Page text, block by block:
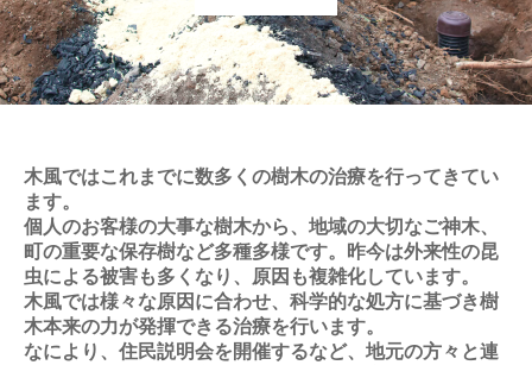
木風ではこれまでに数多くの樹木の治療を行ってきてい
ます。
個人のお客様の大事な樹木から、地域の大切なご神木、
町の重要な保存樹など多種多様です。昨今は外来性の昆
虫による被害も多くなり、原因も複雑化しています。
木風では様々な原因に合わせ、科学的な処方に基づき樹
木本来の力が発揮できる治療を行います。
なにより、住民説明会を開催するなど、地元の方々と連
お問い合せ